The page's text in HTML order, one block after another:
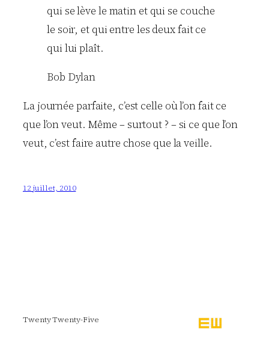
qui se lève le matin et qui se couche
le soir, et qui entre les deux fait ce
qui lui plaît.
Bob Dylan
La journée parfaite, c’est celle où l’on fait ce
que l’on veut. Même – surtout ? – si ce que l’on
veut, c’est faire autre chose que la veille.
12 juillet, 2010
Twenty Twenty-Five